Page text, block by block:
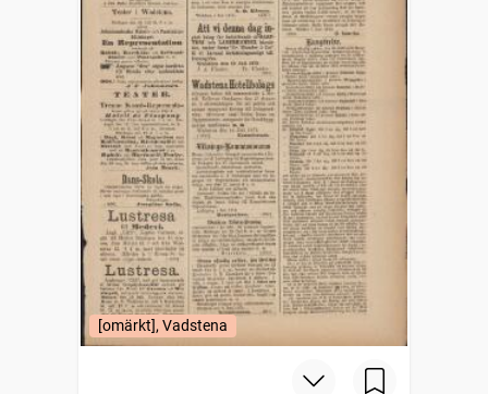
[omärkt], Vadstena